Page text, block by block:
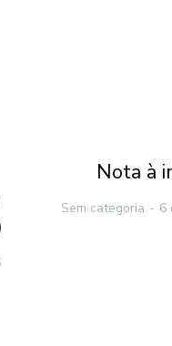
Nota à
Sem categoria 6